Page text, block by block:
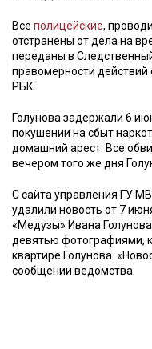
Все полицейские,
отстранены от дела на
переданы в
правомерности действий
РБК.
Голунова задержали 6
покушении на сбыт
домашний арест. Все
вечером того же дня
С сайта управления ГУ
удалили новость от 7
«Медузы» Ивана
девятью фотографиями,
квартире Голунова.
сообщении ведомства.